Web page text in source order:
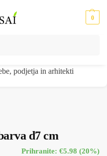
0
podjetja in arhitekti
d7 cm
Prihranite: €5.98 (20%)